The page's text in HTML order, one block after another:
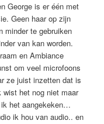
George is er één met
Geen haar op zijn
minder te gebruiken
van kan worden.
en Ambiance
om veel microfoons
ze juist inzetten dat is
wist het nog niet maar
het aangekeken…
ik hou van audio.. en